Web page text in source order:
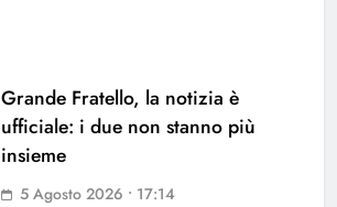
Grande Fratello, la notizia è
ufficiale: i due non stanno più
insieme
5 Agosto 2026 • 17:14